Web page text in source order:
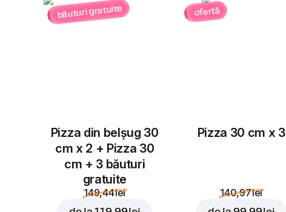
băuturi gratuite
Pizza din belșug 30
cm x 2 + Pizza 30
cm + 3 băuturi
gratuite
149,44 lei
ofertă
Pizza 30 cm x 3
140,97 lei